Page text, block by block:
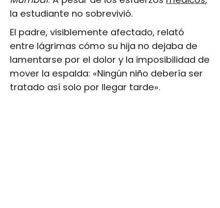
la estudiante no sobrevivió.
El padre, visiblemente afectado, relató
entre lágrimas cómo su hija no dejaba de
lamentarse por el dolor y la imposibilidad de
mover la espalda: «Ningún niño debería ser
tratado así solo por llegar tarde».